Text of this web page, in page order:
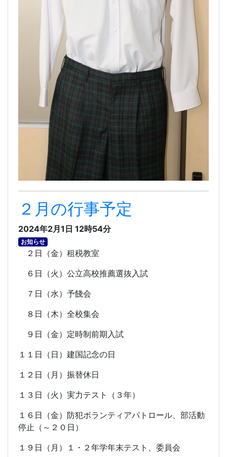
２月の行事予定
2024年2月1日 12時54分
お知らせ
２日（金）租税教室
６日（火）公立高校推薦選抜入試
７日（水）予餞会
８日（木）全校集会
９日（金）定時制前期入試
１１日（日）建国記念の日
１２日（月）振替休日
１３日（火）実力テスト（３年）
１６日（金）防犯ボランティアパトロール、部活動
停止（～２０日）
１９日（月）１・２年学年末テスト、委員会